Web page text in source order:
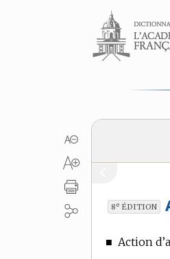
Aller au
8e ÉDITION
■ Action